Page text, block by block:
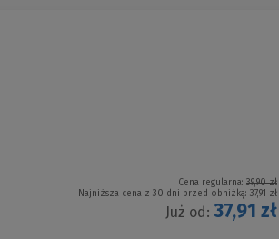
Cena regularna: 39,90 zł
Najniższa cena z 30 dni przed obniżką: 37,91 zł
Już od: 37,91 zł